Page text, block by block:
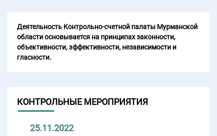
Деятельность Контрольно-счетной палаты Мурманской
области основывается на принципах законности,
объективности, эффективности, независимости и
гласности.
КОНТРОЛЬНЫЕ МЕРОПРИЯТИЯ
25.11.2022